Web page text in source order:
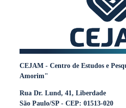
CEJAM - Centro de Estudos e
Amorim"
Rua Dr. Lund, 41, Liberdade
São Paulo/SP - CEP: 01513-020